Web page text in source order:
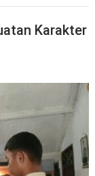
Karakter